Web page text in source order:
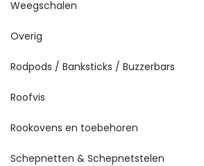
Weegschalen
Overig
Rodpods / Banksticks / Buzzerbars
Roofvis
Rookovens en toebehoren
Schepnetten & Schepnetstelen